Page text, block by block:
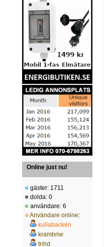
Online just nu!
gäster: 1711
dolda: 0
användare: 6
Användare online:
kullabacken
krambriw
tnhd